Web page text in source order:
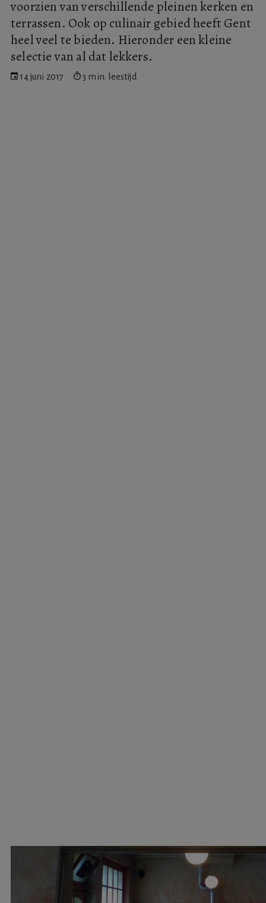
voorzien van verschillende pleinen kerken en
terrassen. Ook op culinair gebied heeft Gent
heel veel te bieden. Hieronder een kleine
selectie van al dat lekkers.
14 juni 2017 3 min. leestijd